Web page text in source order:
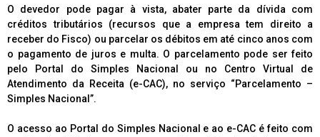
O devedor pode pagar à vista, abater parte da dívida com
créditos tributários (recursos que a empresa tem direito a
receber do Fisco) ou parcelar os débitos em até cinco anos com
o pagamento de juros e multa. O parcelamento pode ser feito
pelo Portal do Simples Nacional ou no Centro Virtual de
Atendimento da Receita (e-CAC), no serviço “Parcelamento –
Simples Nacional”.
O acesso ao Portal do Simples Nacional e ao e-CAC é feito com